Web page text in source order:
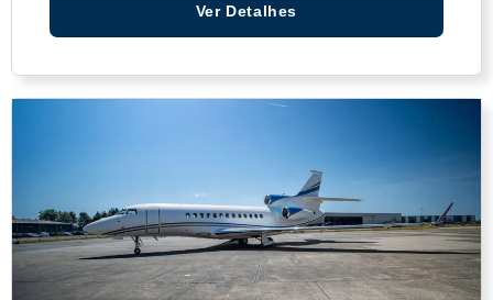
Ver Detalhes